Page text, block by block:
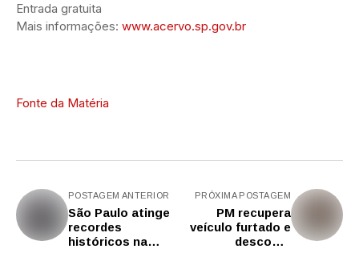
Entrada gratuita
Mais informações: www.acervo.sp.gov.br
Fonte da Matéria
POSTAGEM ANTERIOR
São Paulo atinge
recordes
históricos na
PRÓXIMA POSTAGEM
PM recupera
veículo furtado e
descobre